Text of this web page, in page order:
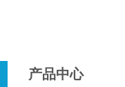
产品中心